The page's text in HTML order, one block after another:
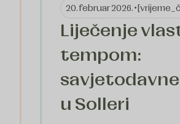
20. februar 2026. •
Liječenje
tempom:
u Solleri